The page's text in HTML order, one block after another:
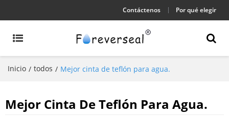
Contáctenos Por qué elegir
Inicio / todos / Mejor cinta de teflón para agua.
Mejor Cinta De Teflón Para Agua.